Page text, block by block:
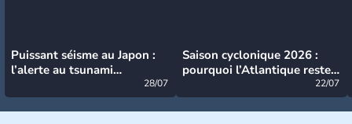
Puissant séisme au Japon :
l’alerte au tsunami
28/07
Saison cyclonique 2026 :
pourquoi l’Atlantique reste
22/07